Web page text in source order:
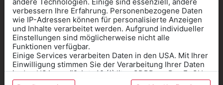
verbessern Ihre Erfahrung. Personenbezogene Daten
wie IP-Adressen können für personalisierte Anzeigen
und Inhalte verarbeitet werden. Aufgrund individueller
Einstellungen sind möglicherweise nicht alle
Funktionen verfügbar.
Einige Services verarbeiten Daten in den USA. Mit Ihrer
Einwilligung stimmen Sie der Verarbeitung Ihrer Daten
in den USA gemäß Art. 49 (1) lit. a GDPR zu. Der EuGH
stuft die USA als Land mit unzureichendem Datenschutz
Informationen wenn Sie
Kleidung
für die SCHULE
benötigen